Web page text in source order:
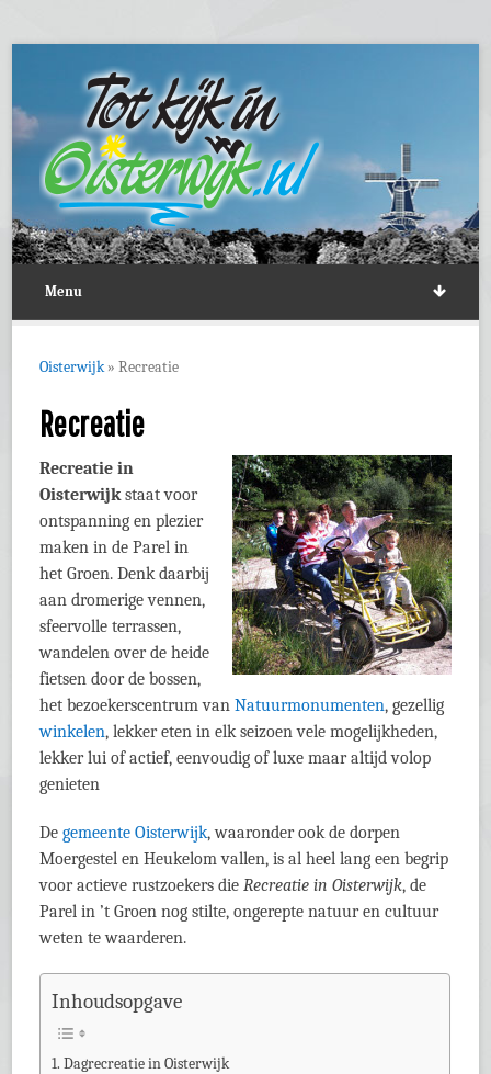
Menu
Oisterwijk»Recreatie
Recreatie
Recreatie in
Oisterwijkstaat voor
ontspanning en plezier
maken in de Parel in
het Groen. Denk daarbij
aan dromerige vennen,
sfeervolle terrassen,
wandelen over de heide
fietsen door de bossen,
het bezoekerscentrum vanNatuurmonumenten, gezellig
winkelen, lekker eten in elk seizoen vele mogelijkheden,
lekker lui of actief, eenvoudig of luxe maar altijd volop
genieten
Degemeente Oisterwijk, waaronder ook de dorpen
Moergestel en Heukelom vallen, is al heel lang een begrip
voor actieve rustzoekers dieRecreatie in Oisterwijk, de
Parel in ’t Groen nog stilte, ongerepte natuur en cultuur
weten te waarderen.
Inhoudsopgave
Dagrecreatie in Oisterwijk